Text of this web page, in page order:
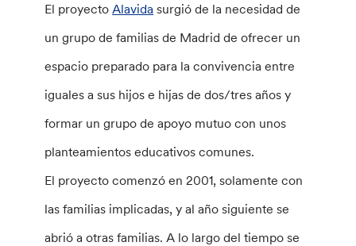
El proyectoAlavida surgió de la necesidad de
un grupo de familias de Madrid de ofrecer un
espacio preparado para la convivencia entre
iguales a sus hijos e hijas de dos/tres años y
formar un grupo de apoyo mutuo con unos
planteamientos educativos comunes.
El proyecto comenzó en 2001, solamente con
las familias implicadas, y al año siguiente se
abrió a otras familias. A lo largo del tiempo se